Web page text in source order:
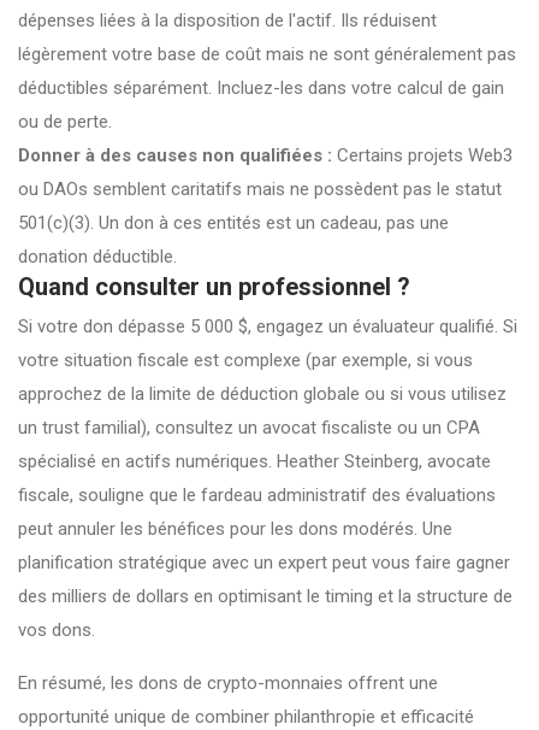
dépenses liées à la disposition de l'actif. Ils réduisent
légèrement votre base de coût mais ne sont généralement pas
déductibles séparément. Incluez-les dans votre calcul de gain
ou de perte.
Donner à des causes non qualifiées : Certains projets Web3
ou DAOs semblent caritatifs mais ne possèdent pas le statut
501(c)(3). Un don à ces entités est un cadeau, pas une
donation déductible.
Quand consulter un professionnel ?
Si votre don dépasse 5 000 $, engagez un évaluateur qualifié. Si
votre situation fiscale est complexe (par exemple, si vous
approchez de la limite de déduction globale ou si vous utilisez
un trust familial), consultez un avocat fiscaliste ou un CPA
spécialisé en actifs numériques. Heather Steinberg, avocate
fiscale, souligne que le fardeau administratif des évaluations
peut annuler les bénéfices pour les dons modérés. Une
planification stratégique avec un expert peut vous faire gagner
des milliers de dollars en optimisant le timing et la structure de
vos dons.
En résumé, les dons de crypto-monnaies offrent une
opportunité unique de combiner philanthropie et efficacité